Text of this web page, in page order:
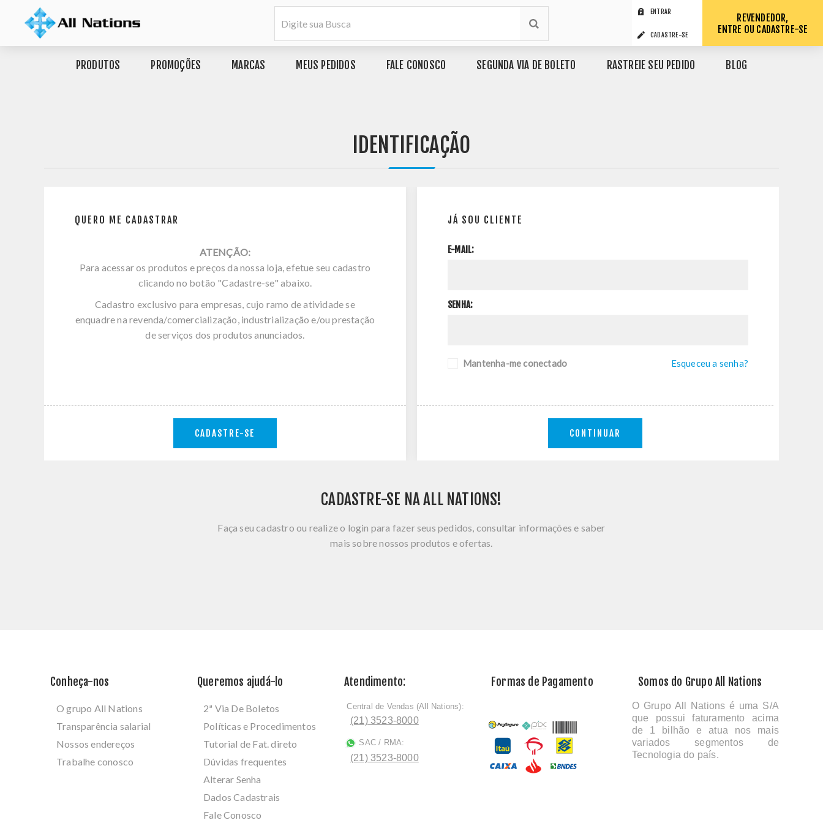
ENTRAR
CADASTRE-SE
REVENDEDOR,
ENTRE OU CADASTRE-SE
PRODUTOS PROMOÇÕES MARCAS MEUS PEDIDOS FALE CONOSCO SEGUNDA VIA DE BOLETO RASTREIE SEU PEDIDO BLOG
IDENTIFICAÇÃO
QUERO ME CADASTRAR
ATENÇÃO:
Para acessar os produtos e preços da nossa loja, efetue seu cadastro
clicando no botão "Cadastre-se" abaixo.
Cadastro exclusivo para empresas, cujo ramo de atividade se
enquadre na revenda/comercialização, industrialização e/ou prestação
de serviços dos produtos anunciados.
CADASTRE-SE
JÁ SOU CLIENTE
E-MAIL:
SENHA:
Mantenha-me conectado Esqueceu a senha?
CONTINUAR
CADASTRE-SE NA ALL NATIONS!
Faça seu cadastro ou realize o login para fazer seus pedidos, consultar informações e saber
mais sobre nossos produtos e ofertas.
Conheça-nos
O grupo All Nations
Transparência salarial
Nossos endereços
Trabalhe conosco
Queremos ajudá-lo
2ª Via De Boletos
Políticas e Procedimentos
Tutorial de Fat. direto
Dúvidas frequentes
Alterar Senha
Dados Cadastrais
Fale Conosco
Atendimento:
ﾠCentral de Vendas (All Nations):
(21) 3523-8000
SAC / RMA:
(21) 3523-8000
Formas de Pagamento Somos do Grupo All Nations
O Grupo All Nations é uma S/A
que possui faturamento acima
de 1 bilhão e atua nos mais
variados segmentos de
Tecnologia do país.